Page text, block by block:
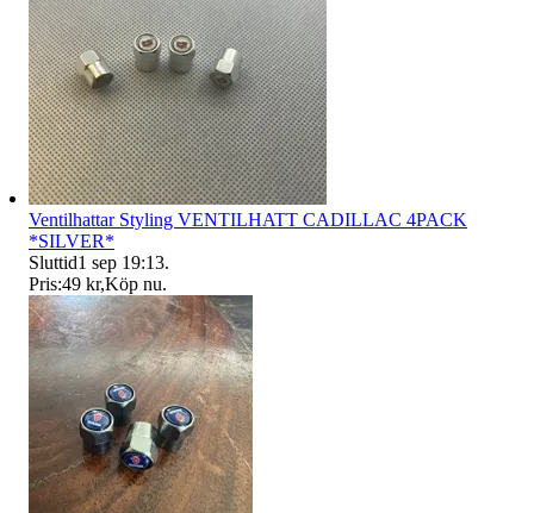
Ventilhattar Styling VENTILHATT CADILLAC 4PACK
*SILVER*
Sluttid1 sep 19:13.
Pris:49 kr,Köp nu.